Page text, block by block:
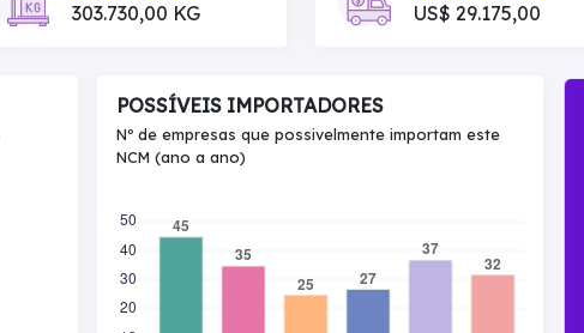
303.730,00 KG
US$ 29.175,00
POSSÍVEIS IMPORTADORES
Nº de empresas que possivelmente importam este
NCM (ano a ano)